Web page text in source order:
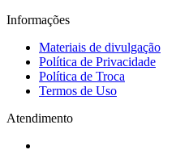
Informações
Materiais de divulgação
Política de Privacidade
Política de Troca
Termos de Uso
Atendimento